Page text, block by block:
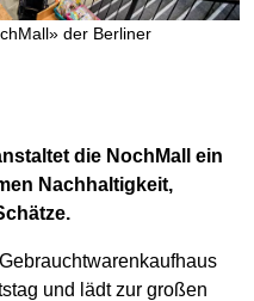
der Berliner
die NochMall ein
Nachhaltigkeit,
und lädt zur großen